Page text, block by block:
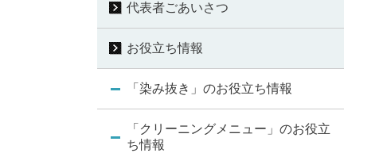
代表者ごあいさつ
お役立ち情報
「染み抜き」のお役立ち情報
「クリーニングメニュー」のお役立
ち情報